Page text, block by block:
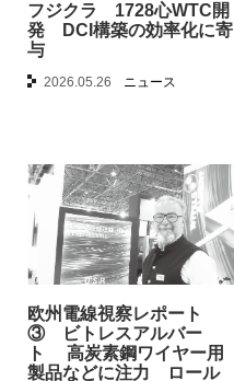
フジクラ 1728心WTC開
発 DCI構築の効率化に寄
与
2026.05.26 ニュース
欧州電線視察レポート
③ ビトレスアルバー
ト 高炭素鋼ワイヤー用
製品などに注力 ロール